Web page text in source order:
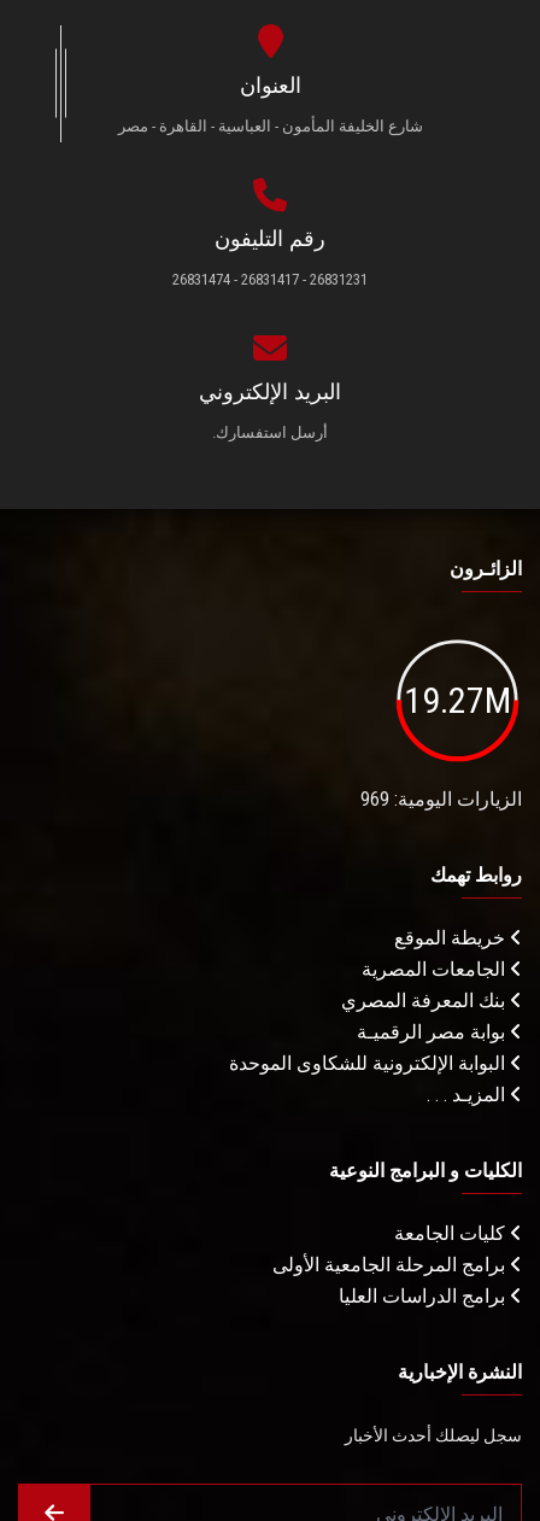
العنوان
شارع الخليفة المأمون - العباسية - القاهرة - مصر
رقم التليفون
26831231 - 26831417 - 26831474
البريد الإلكتروني
أرسل استفسارك.
الزائـرون
19.27M
الزيارات اليومية: 969
روابط تهمك
خريطة الموقع
الجامعات المصرية
بنك المعرفة المصري
بوابة مصر الرقميـة
البوابة الإلكترونية للشكاوى الموحدة
المزيـد . . .
الكليات و البرامج النوعية
كليات الجامعة
برامج المرحلة الجامعية الأولى
برامج الدراسات العليا
النشرة الإخبارية
سجل ليصلك أحدث الأخبار